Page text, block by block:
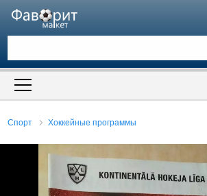
Искать также в описании
Спорт Хоккейные программы